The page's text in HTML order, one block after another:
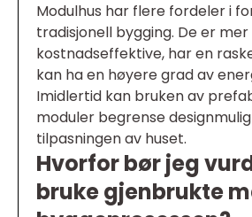
Modulhus har flere fordeler i
tradisjonell bygging. De er mer
kostnadseffektive, har en
kan ha en høyere grad av
Imidlertid kan bruken av
moduler begrense
tilpasningen av huset.
Hvorfor bør jeg
bruke gjenbrukte